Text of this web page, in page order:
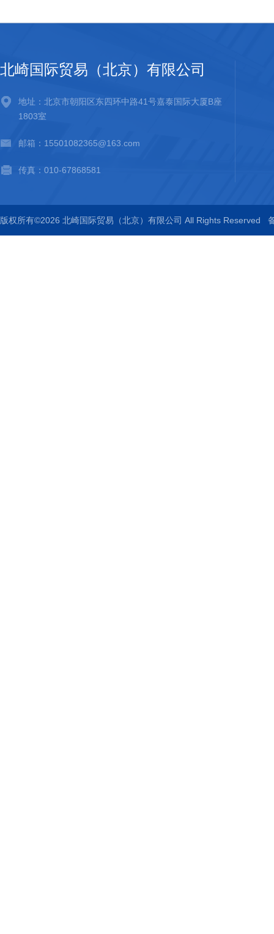
北崎国际贸易（北京）有限公司
地址：北京市朝阳区东四环中路41号嘉泰国际大厦B座
1803室
邮箱：15501082365@163.com
传真：010-67868581
版权所有©2026 北崎国际贸易（北京）有限公司 All Rights Reserved